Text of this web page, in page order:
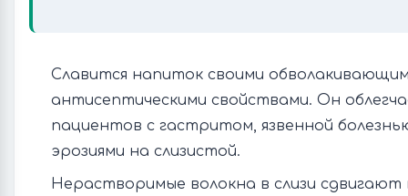
Славится напиток своими
антисептическими свойствами. Он
пациентов с гастритом, язвенной
эрозиями на слизистой.
Нерастворимые волокна в слизи сдвигают